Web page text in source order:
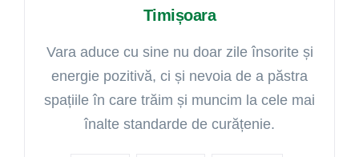
Timișoara
Vara aduce cu sine nu doar zile însorite și
energie pozitivă, ci și nevoia de a păstra
spațiile în care trăim și muncim la cele mai
înalte standarde de curățenie.